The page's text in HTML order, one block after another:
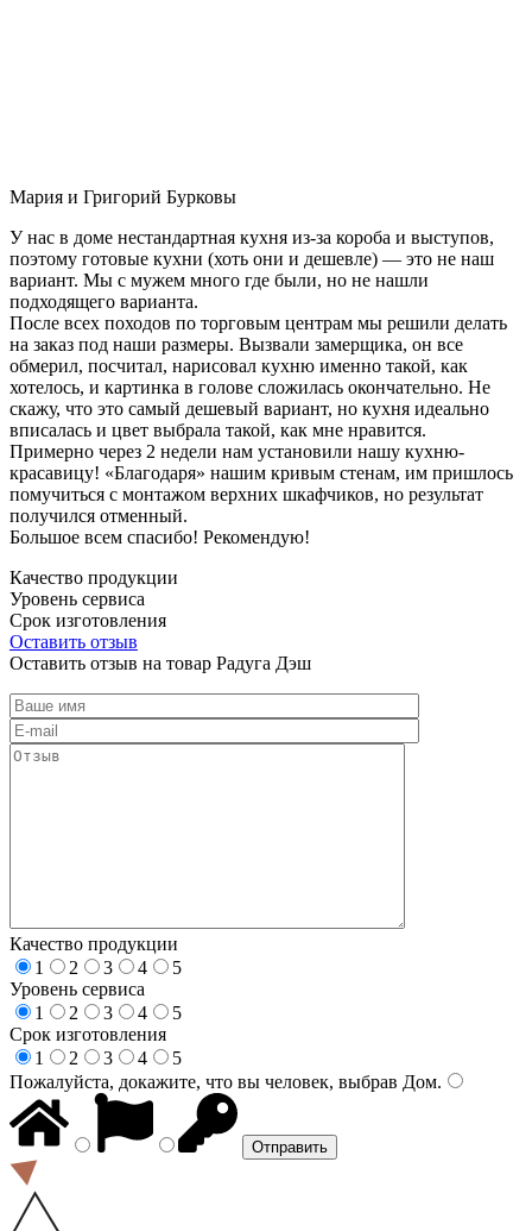
Мария и Григорий Бурковы
У нас в доме нестандартная кухня из-за короба и выступов,
поэтому готовые кухни (хоть они и дешевле) — это не наш
вариант. Мы с мужем много где были, но не нашли
подходящего варианта.
После всех походов по торговым центрам мы решили делать
на заказ под наши размеры. Вызвали замерщика, он все
обмерил, посчитал, нарисовал кухню именно такой, как
хотелось, и картинка в голове сложилась окончательно. Не
скажу, что это самый дешевый вариант, но кухня идеально
вписалась и цвет выбрала такой, как мне нравится.
Примерно через 2 недели нам установили нашу кухню-
красавицу! «Благодаря» нашим кривым стенам, им пришлось
помучиться с монтажом верхних шкафчиков, но результат
получился отменный.
Большое всем спасибо! Рекомендую!
Качество продукции
Уровень сервиса
Срок изготовления
Оставить отзыв
Оставить отзыв на товар Радуга Дэш
Качество продукции
1
2 3 4
5
Уровень сервиса
1
2 3 4
5
Срок изготовления
1
2 3 4
5
Пожалуйста, докажите, что вы человек, выбрав Дом.